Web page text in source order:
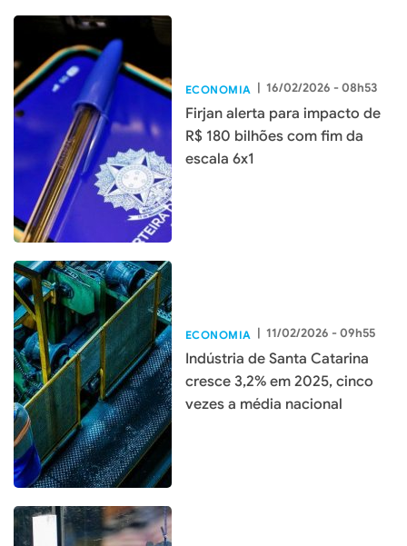
ECONOMIA | 16/02/2026 - 08h53
Firjan alerta para impacto de
R$ 180 bilhões com fim da
escala 6x1
ECONOMIA | 11/02/2026 - 09h55
Indústria de Santa Catarina
cresce 3,2% em 2025, cinco
vezes a média nacional